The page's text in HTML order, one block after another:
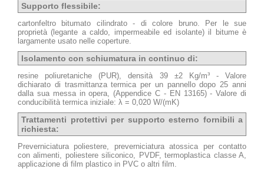
Supporto flessibile:
cartonfeltro bitumato cilindrato - di colore bruno. Per le sue
proprietà (legante a caldo, impermeabile ed isolante) il bitume è
largamente usato nelle coperture.
Isolamento con schiumatura in continuo di:
resine poliuretaniche (PUR), densità 39 ±2 Kg/m³ - Valore
dichiarato di trasmittanza termica per un pannello dopo 25 anni
dalla sua messa in opera, (Appendice C - EN 13165) - Valore di
conducibilità termica iniziale: λ = 0,020 W/(mK)
Trattamenti protettivi per supporto esterno fornibili a
richiesta:
Preverniciatura poliestere, preverniciatura atossica per contatto
con alimenti, poliestere siliconico, PVDF, termoplastica classe A,
applicazione di film plastico in PVC o altri film.